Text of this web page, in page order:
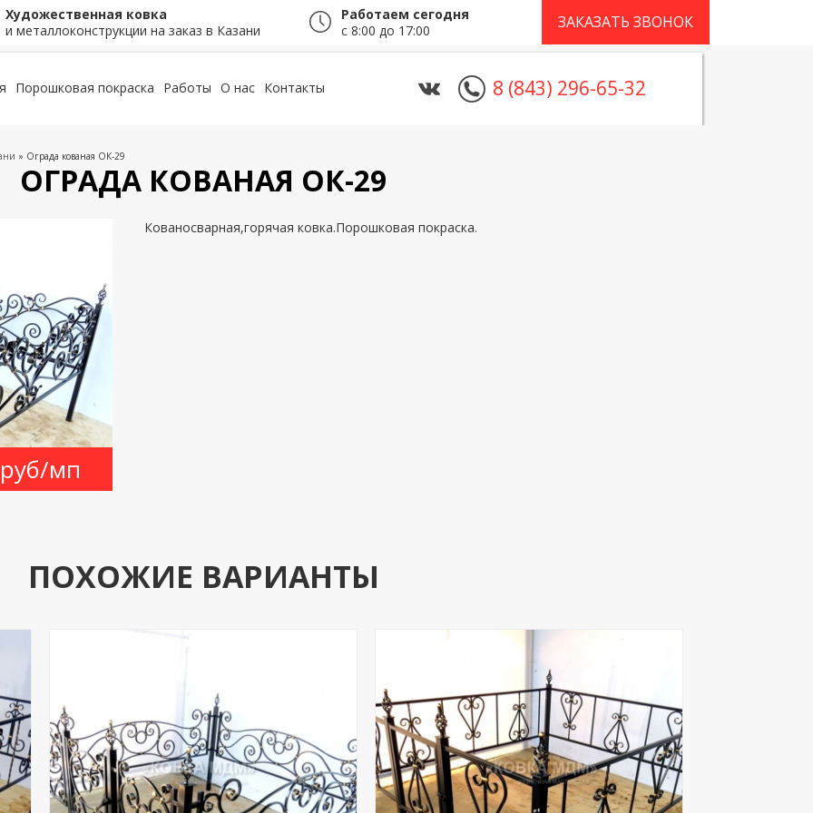
Художественная ковка
и металлоконструкции на заказ в Казани
Работаем сегодня
с 8:00 до 17:00
ЗАКАЗАТЬ ЗВОНОК
Порошковая покраска Работы О нас Контакты 8 (843) 296-65-32
» Ограда кованая ОК-29
ОГРАДА КОВАНАЯ ОК-29
мп
Кованосварная,горячая ковка.Порошковая покраска.
ПОХОЖИЕ ВАРИАНТЫ